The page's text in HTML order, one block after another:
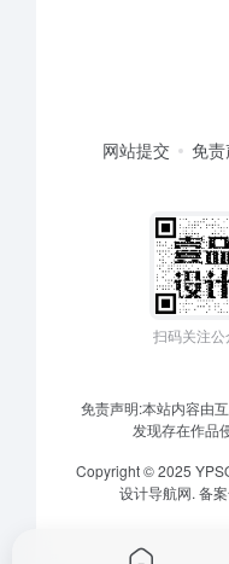
网站提交 免
扫码关注公
免责声明:本站内容由
发现存在作品
Copyright © 2025
设计导航网. 备案